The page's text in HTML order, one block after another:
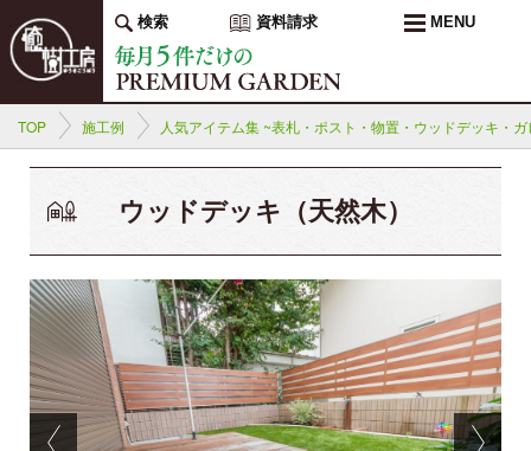
検索 資料請求 MENU
TOP 施工例 人気アイテム集 ~表札・ポスト・物置・ウッドデッキ・
ウッドデッキ（天然木）